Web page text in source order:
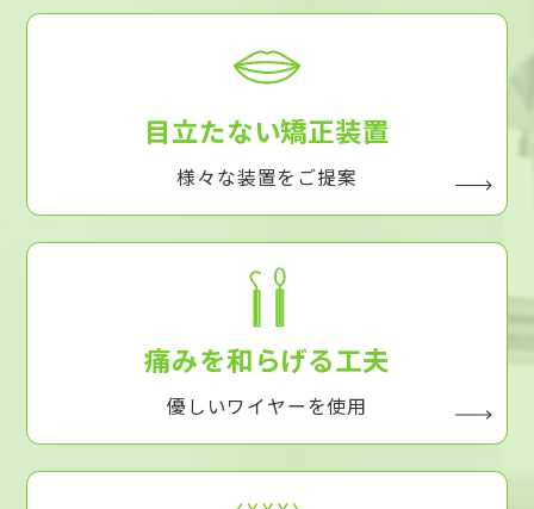
目立たない矯正装置
様々な装置をご提案
痛みを和らげる工夫
優しいワイヤーを使用